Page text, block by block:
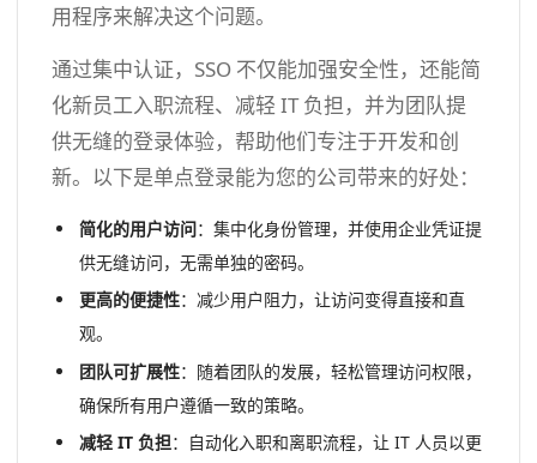
用程序来解决这个问题。
通过集中认证，SSO 不仅能加强安全性，还能简
化新员工入职流程、减轻 IT 负担，并为团队提
供无缝的登录体验，帮助他们专注于开发和创
新。以下是单点登录能为您的公司带来的好处：
简化的用户访问：集中化身份管理，并使用企业凭证提
供无缝访问，无需单独的密码。
更高的便捷性：减少用户阻力，让访问变得直接和直
观。
团队可扩展性：随着团队的发展，轻松管理访问权限，
确保所有用户遵循一致的策略。
减轻 IT 负担：自动化入职和离职流程，让 IT 人员以更